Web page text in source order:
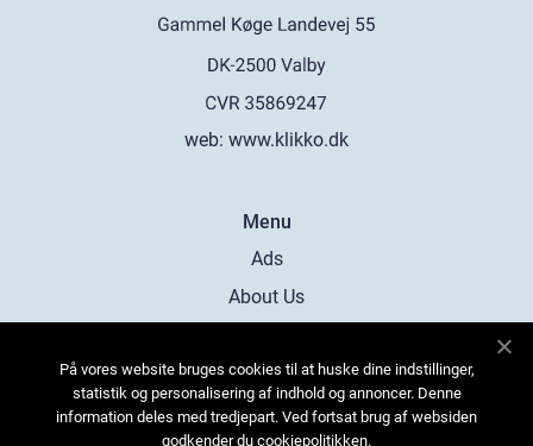
web: www.klikko.dk
Menu
Ads
About Us
Contact
Sitemap
På vores website bruges cookies til at huske dine indstillinger,
statistik og personalisering af indhold og annoncer. Denne
information deles med tredjepart. Ved fortsat brug af websiden
godkender du cookiepolitikken.